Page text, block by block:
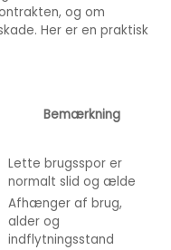
og om
Her er en praktisk
Bemærkning
Lette brugsspor er
normalt slid og ælde
Afhænger af brug,
alder og
indflytningsstand